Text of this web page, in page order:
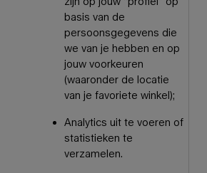
basis van de
persoonsgegevens die
we van je hebben en op
jouw voorkeuren
(waaronder de locatie
van je favoriete winkel);
Analytics uit te voeren of
statistieken te
verzamelen.